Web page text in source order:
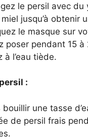
le persil avec du
jusqu’à obtenir
le masque sur
poser pendant 15 à
à l’eau tiède.
:
bouillir une tasse
de persil frais